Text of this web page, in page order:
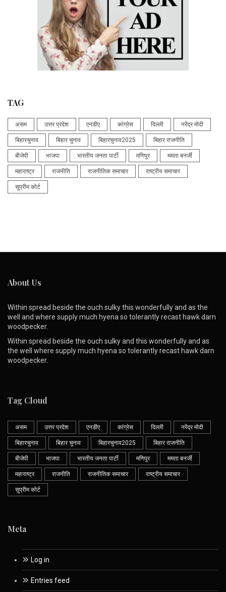
TAG
असम उत्तर प्रदेश एनडीए कांग्रेस दिल्ली नरेंद्र मोदी
बिहारचुनाव बिहार चुनाव बिहारचुनाव2025 बिहार राजनीति
बीजेपी भाजपा भारतीय जनता पार्टी मणिपुर ममता बनर्जी
महाराष्ट्र राजनीति राजनीतिक समाचार राष्ट्रीय समाचार
सुप्रीम कोर्ट
About Us
Within spread beside the ouch sulky this wonderfully and as the
well and where supply much hyena so tolerantly recast hawk darn
woodpecker.
Within spread beside the ouch sulky and this wonderfully and as
the well where supply much hyena so tolerantly recast hawk darn
woodpecker.
Tag Cloud
असम उत्तर प्रदेश एनडीए कांग्रेस दिल्ली नरेंद्र मोदी
बिहारचुनाव बिहार चुनाव बिहारचुनाव2025 बिहार राजनीति
बीजेपी भाजपा भारतीय जनता पार्टी मणिपुर ममता बनर्जी
महाराष्ट्र राजनीति राजनीतिक समाचार राष्ट्रीय समाचार
सुप्रीम कोर्ट
Meta
Log in
Entries feed